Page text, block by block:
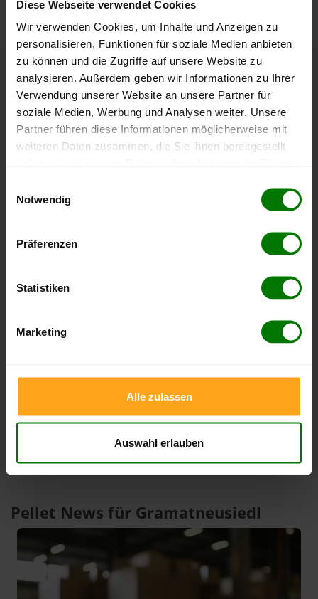
Diese Webseite verwendet Cookies
Wir verwenden Cookies, um Inhalte und Anzeigen zu
personalisieren, Funktionen für soziale Medien anbieten
zu können und die Zugriffe auf unsere Website zu
analysieren. Außerdem geben wir Informationen zu Ihrer
Verwendung unserer Website an unsere Partner für
soziale Medien, Werbung und Analysen weiter. Unsere
Partner führen diese Informationen möglicherweise mit
weiteren Daten zusammen, die Sie ihnen bereitgestellt
Notwendig
Präferenzen
Statistiken
Marketing
Alle zulassen
Auswahl erlauben
nachvollziehen.
Höchst- und Tiefststände der
Pelletspreise in Gramatneusiedl
Die Tabelle zeigt dieHöchst- und Tiefststände der
Zeitraum
Tiefststand
08.07.2026
Pellet News für Gramatneusiedl